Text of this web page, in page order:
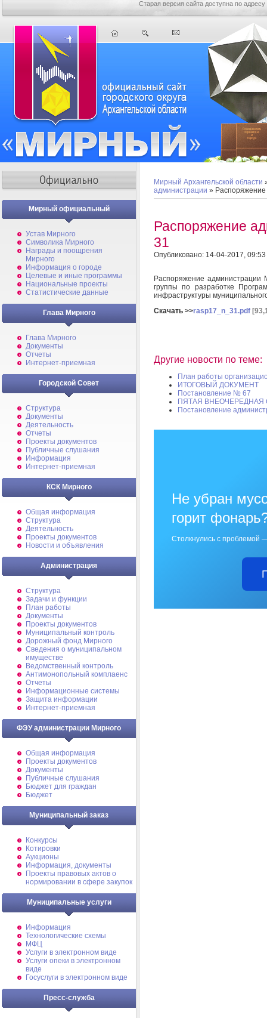
Старая версия сайта доступна по адресу
Мирный официальный
Устав Мирного
Символика Мирного
Награды и поощрения
Мирного
Информация о городе
Целевые и иные программы
Национальные проекты
Статистические данные
Глава Мирного
Глава Мирного
Документы
Отчеты
Интернет-приемная
Городской Совет
Структура
Документы
Деятельность
Отчеты
Проекты документов
Публичные слушания
Информация
Интернет-приемная
КСК Мирного
Общая информация
Структура
Деятельность
Проекты документов
Новости и объявления
Администрация
Структура
Задачи и функции
План работы
Документы
Проекты документов
Муниципальный контроль
Дорожный фонд Мирного
Cведения о муниципальном
имуществе
Ведомственный контроль
Антимонопольный комплаенс
Отчеты
Информационные системы
Защита информации
Интернет-приемная
ФЭУ администрации Мирного
Общая информация
Проекты документов
Документы
Публичные слушания
Бюджет для граждан
Бюджет
Муниципальный заказ
Конкурсы
Котировки
Аукционы
Информация, документы
Проекты правовых актов о
нормировании в сфере закупок
Муниципальные услуги
Информация
Технологические схемы
МФЦ
Услуги в электронном виде
Услуги опеки в электронном
виде
Госуслуги в электронном виде
Пресс-служба
Мирный Архангельской области
администрации »
Распоряжение
31
Опубликовано: 14-04-2017, 09:53
Распоряжение
группы по разработке
инфраструктуры
Скачать >>rasp17_n_31.pdf
Другие новости по теме:
План работы
ИТОГОВЫЙ ДОКУМЕНТ
Постановление № 67
ПЯТАЯ
Постановление
Не убран
горит
Столкнулись с проблемой